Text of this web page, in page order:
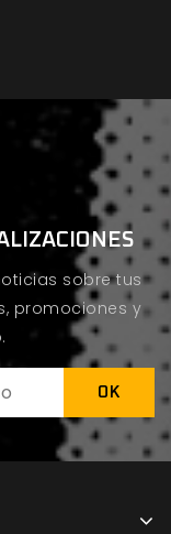
sobre tus
promociones y